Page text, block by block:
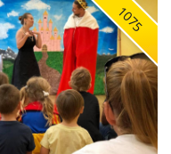
1075